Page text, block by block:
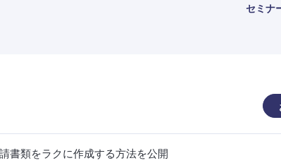
セミナ
書類をラクに作成する方法を公開